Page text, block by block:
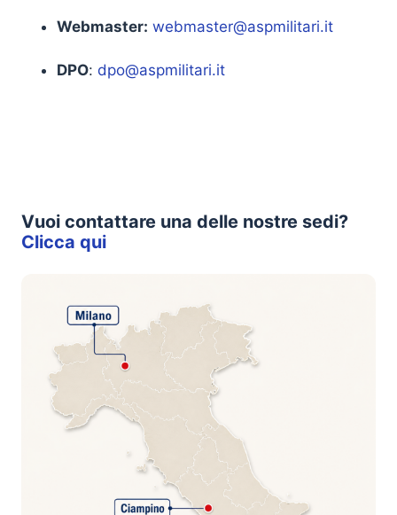
Webmaster: webmaster@aspmilitari.it
DPO: dpo@aspmilitari.it
Vuoi contattare una delle nostre sedi?
Clicca qui